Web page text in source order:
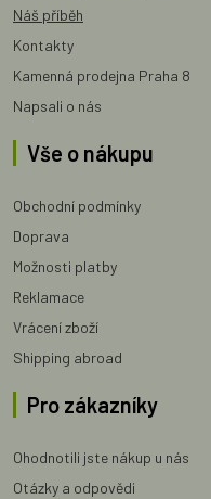
Náš příběh
Kontakty
Kamenná prodejna Praha 8
Napsali o nás
Vše o nákupu
Obchodní podmínky
Doprava
Možnosti platby
Reklamace
Vrácení zboží
Shipping abroad
Pro zákazníky
Ohodnotili jste nákup u nás
Otázky a odpovědi